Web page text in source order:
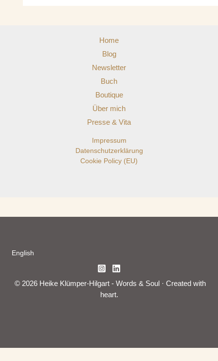
Home
Blog
Newsletter
Buch
Boutique
Über mich
Presse & Vita
Impressum
Datenschutzerklärung
Cookie Policy (EU)
English
© 2026 Heike Klümper-Hilgart - Words & Soul · Created with
heart.